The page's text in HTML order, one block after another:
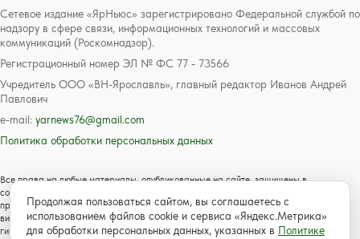
Сетевое издание «ЯрНьюс» зарегистрировано Федеральной службой по
надзору в сфере связи, информационных технологий и массовых
коммуникаций (Роскомнадзор).
Регистрационный номер ЭЛ № ФС 77 - 73566
Учредитель ООО «ВН-Ярославль», главный редактор Иванов Андрей
Павлович
e-mail: yarnews76@gmail.com
Политика обработки персональных данных
Все права на любые материалы, опубликованные на сайте, защищены в
соответствии с российским и международным законодательством об авторском
праве и смежных правах. Любое использование текстовых, фото, аудио и
видеоматериалов возможно только с согласия правообладателя с обязательной
гиперссылкой на сайт https://www.yarnews.net; Для детей старше 16 лет.
Продолжая пользоваться сайтом, вы соглашаетесь с
использованием файлов cookie и сервиса «Яндекс.Метрика»
для обработки персональных данных, указанных в Политике